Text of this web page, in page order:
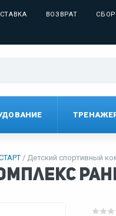
ВОЗВРАТ
Детский спортивный